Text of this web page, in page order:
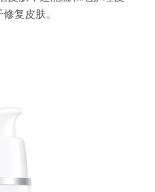
复皮肤。